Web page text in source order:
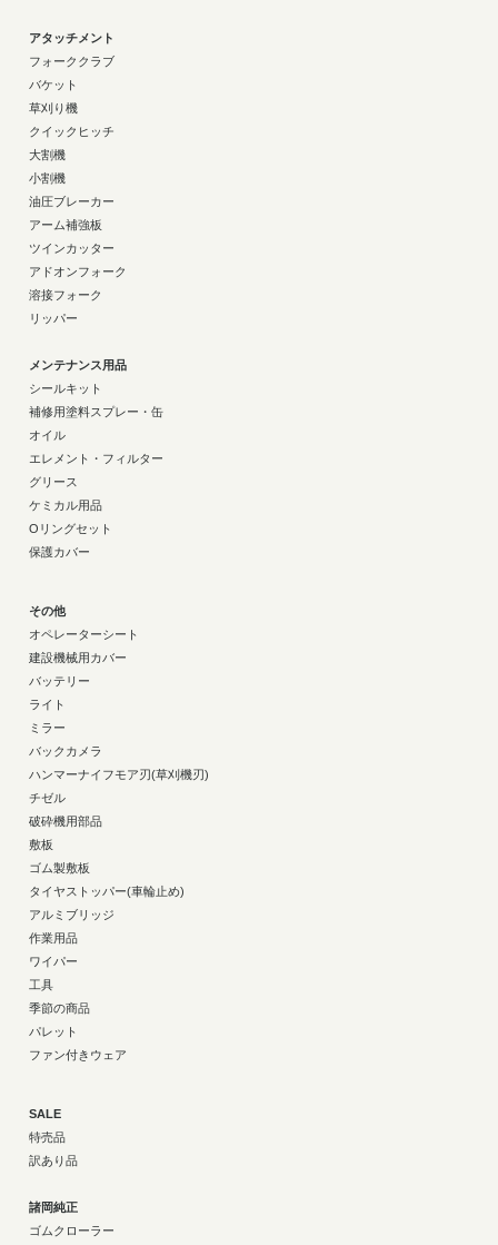
アタッチメント
フォーククラブ
バケット
草刈り機
クイックヒッチ
大割機
小割機
油圧ブレーカー
アーム補強板
ツインカッター
アドオンフォーク
溶接フォーク
リッパー
メンテナンス用品
シールキット
補修用塗料スプレー・缶
オイル
エレメント・フィルター
グリース
ケミカル用品
Oリングセット
保護カバー
その他
オペレーターシート
建設機械用カバー
バッテリー
ライト
ミラー
バックカメラ
ハンマーナイフモア刃(草刈機刃)
チゼル
破砕機用部品
敷板
ゴム製敷板
タイヤストッパー(車輪止め)
アルミブリッジ
作業用品
ワイパー
工具
季節の商品
パレット
ファン付きウェア
SALE
特売品
訳あり品
諸岡純正
ゴムクローラー